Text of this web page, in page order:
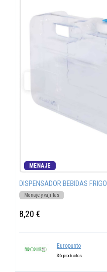
MENAJE
DISPENSADOR BEBIDAS FRIGO
Menaje y vajillas
8,20 €
Europunto
36 productos